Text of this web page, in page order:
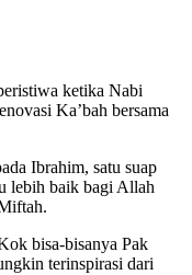
ketika Nabi
Ka’bah bersama
Ibrahim, satu suap
lebih baik bagi Allah
bisa-bisanya Pak
terinspirasi dari